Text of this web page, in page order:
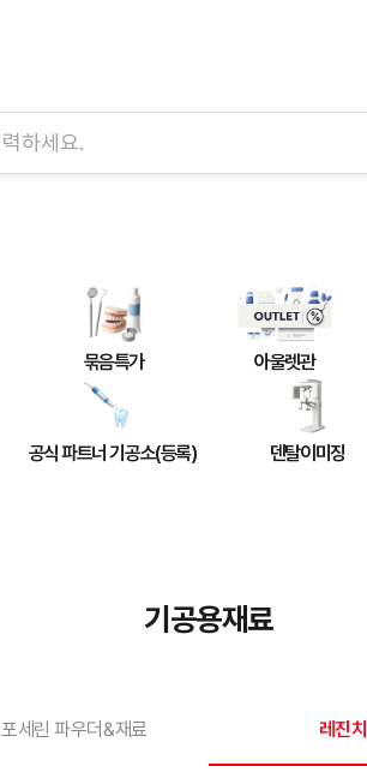
묶음특가 아울렛관
공식 파트너 기공소(등록) 덴탈이미징
기공용재료
포세린 파우더&재료 레진치